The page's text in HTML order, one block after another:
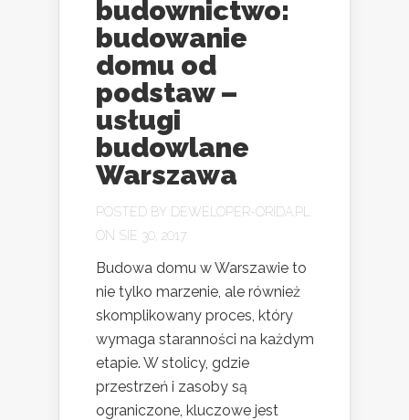
budownictwo:
budowanie
domu od
podstaw –
usługi
budowlane
Warszawa
POSTED BY DEWELOPER-ORIDA.PL
ON SIE 30, 2017
Budowa domu w Warszawie to
nie tylko marzenie, ale również
skomplikowany proces, który
wymaga staranności na każdym
etapie. W stolicy, gdzie
przestrzeń i zasoby są
ograniczone, kluczowe jest